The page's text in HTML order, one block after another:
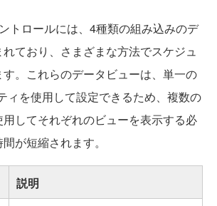
トロールには、4種類の組み込みのデ
ており、さまざまな方法でスケジュ
。これらのデータビューは、単一の
ィを使用して設定できるため、複数の
してそれぞれのビューを表示する必
が短縮されます。
説明